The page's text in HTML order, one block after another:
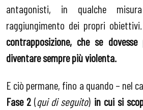
antagonisti, in qualche
raggiungimento dei propri obiettivi.
contrapposizione, che se dovesse
diventare sempre più violenta.
E ciò permane, fino a quando – nel
Fase 2 (qui di seguito) in cui si